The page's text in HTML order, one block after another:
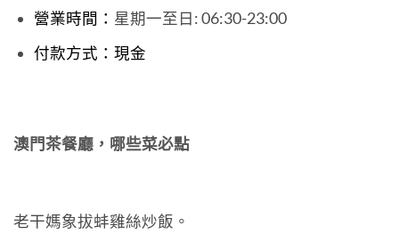
營業時間： 星期一至日: 06:30-23:00
付款方式： 現金
澳門茶餐廳，哪些菜必點
老干媽象拔蚌雞絲炒飯。